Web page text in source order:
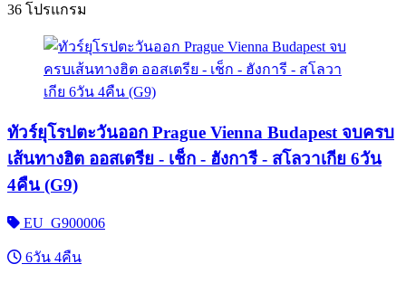
36 โปรแกรม
ทัวร์ยุโรปตะวันออก Prague Vienna Budapest จบครบ
เส้นทางฮิต ออสเตรีย - เช็ก - ฮังการี - สโลวาเกีย 6วัน
4คืน (G9)
EU_G900006
6วัน 4คืน